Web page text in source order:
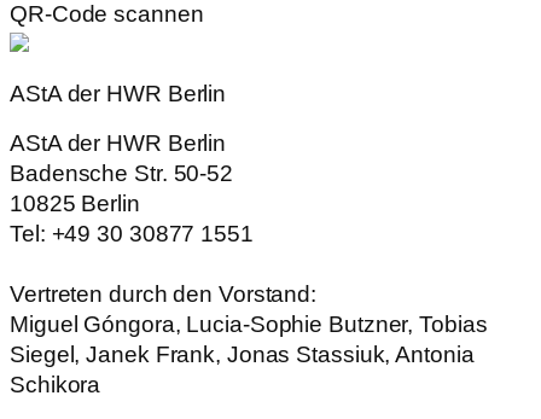
QR-Code scannen
AStA der HWR Berlin
AStA der HWR Berlin
Badensche Str. 50-52
10825 Berlin
Tel: +49 30 30877 1551
Vertreten durch den Vorstand:
Miguel Góngora, Lucia-Sophie Butzner, Tobias
Siegel, Janek Frank, Jonas Stassiuk, Antonia
Schikora